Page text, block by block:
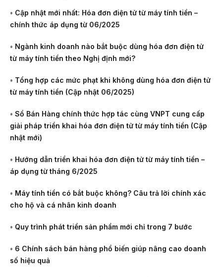
• Cập nhật mới nhất: Hóa đơn điện tử từ máy tính tiền –
chính thức áp dụng từ 06/2025
• Ngành kinh doanh nào bắt buộc dùng hóa đơn điện tử
từ máy tính tiền theo Nghị định mới?
• Tổng hợp các mức phạt khi không dùng hóa đơn điện tử
từ máy tính tiền (Cập nhật 06/2025)
• Sổ Bán Hàng chính thức hợp tác cùng VNPT cung cấp
giải pháp triển khai hóa đơn điện tử từ máy tính tiền (Cập
nhật mới)
• Hướng dẫn triển khai hóa đơn điện tử từ máy tính tiền –
áp dụng từ tháng 6/2025
• Máy tính tiền có bắt buộc không? Câu trả lời chính xác
cho hộ và cá nhân kinh doanh
• Quy trình phát triển sản phẩm mới chỉ trong 7 bước
• 6 Chính sách bán hàng phổ biến giúp nâng cao doanh
số hiệu quả